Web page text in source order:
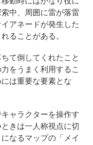
中、周囲に雷が落雷
アネードが発生した
ることがある。
て倒してくれたこと
をうまく利用するこ
は重要な要素とな
ャラクターを操作す
きは一人称視点に切
なるマップの「メイ